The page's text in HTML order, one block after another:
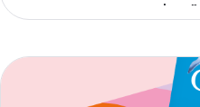
с доступом офлайн